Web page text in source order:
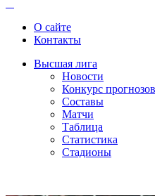
О сайте
Контакты
Высшая лига
Новости
Конкурс прогнозов
Составы
Матчи
Таблица
Статистика
Стадионы